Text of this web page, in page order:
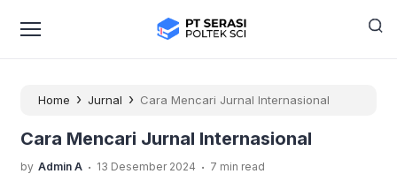
Home › Jurnal › Cara Mencari Jurnal Internasional
Cara Mencari Jurnal Internasional
by Admin A . 13 Desember 2024 . 7 min read